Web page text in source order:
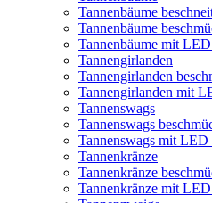
Tannenbäume
Tannenbäume
Tannenbäume mit
Tannengirlanden
Tannengirlanden
Tannengirlanden mit
Tannenswags
Tannenswags
Tannenswags mit
Tannenkränze
Tannenkränze
Tannenkränze mit